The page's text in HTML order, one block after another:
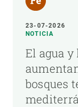
23-07-2026
NOTICIA
El agua
bosques